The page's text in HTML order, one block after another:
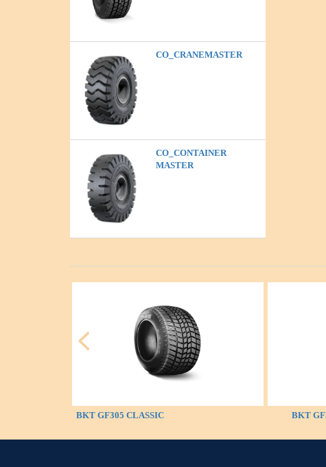
CO_CRANEMASTER
CO_CONTAINER
MASTER
BKT GF305 CLASSIC BKT